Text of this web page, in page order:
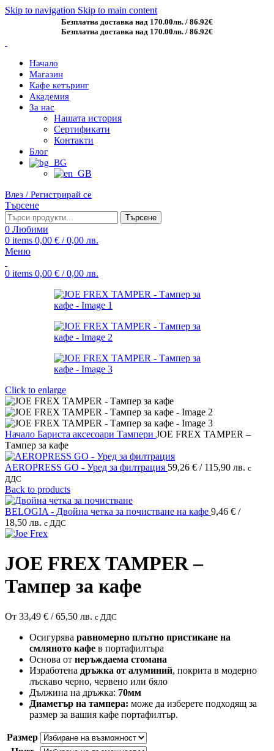
Skip to navigation Skip to main content
Безплатна доставка над 170.00лв. / 86.92€
Безплатна доставка над 170.00лв. / 86.92€
Начало
Магазин
Кафе кетъринг
Академия
За нас
Нашата история
Сертификати
Контакти
Блог
Влез / Регистрирай се
Търсене
Търсене
0 Любими
0 items 0,00 € / 0,00 лв.
Меню
0 items 0,00 € / 0,00 лв.
Click to enlarge
Начало Бариста аксесоари Тампери JOE FREX TAMPER –
Тампер за кафе
AEROPRESS GO - Уред за филтрация 59,26 € / 115,90 лв. с
ДДС
Back to products
BELOGIA - Двойна четка за почистване на кафе 9,46 € /
18,50 лв. с ДДС
JOE FREX TAMPER –
Тампер за кафе
От 33,49 € / 65,50 лв. с ДДС
Осигурява равномерно плътно пристикане на
смляното кафе в портафилтъра
Основа от неръждаема стомана
Изработенa дръжка от алуминий, покрита в модерно
лъскаво черно, червено или бяло
Дължина на дръжка: 70мм
Диаметър на тампера: може да изберете подходящ за
размер за вашия кафе портафилтър.
Размер